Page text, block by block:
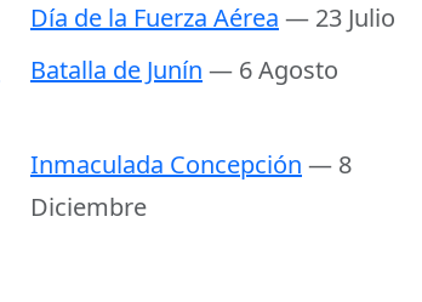
Día de la Fuerza Aérea — 23 Julio
Batalla de Junín — 6 Agosto
Inmaculada Concepción — 8
Diciembre